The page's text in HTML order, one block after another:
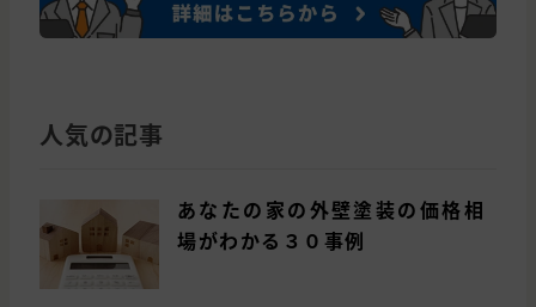
人気の記事
あなたの家の外壁塗装の価格相
場がわかる３０事例